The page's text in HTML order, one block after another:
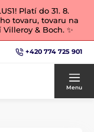
Platí do 31. 8.
tovaru, tovaru na
& Boch. ✨
+420 774 725 901
Menu